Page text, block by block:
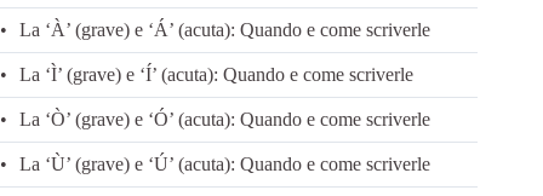
La ‘À’ (grave) e ‘Á’ (acuta): Quando e come scriverle
La ‘Ì’ (grave) e ‘Í’ (acuta): Quando e come scriverle
La ‘Ò’ (grave) e ‘Ó’ (acuta): Quando e come scriverle
La ‘Ù’ (grave) e ‘Ú’ (acuta): Quando e come scriverle